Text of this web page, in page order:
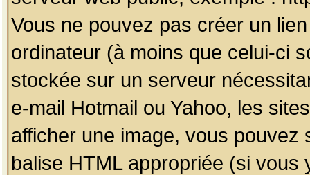
Vous ne pouvez pas créer un
ordinateur (à moins que celui-ci
stockée sur un serveur
e-mail Hotmail ou Yahoo, les
afficher une image, vous pouvez
balise HTML appropriée (si vous